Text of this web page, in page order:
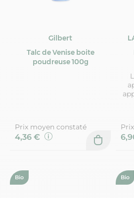
Gilbert
Talc de Venise boite
poudreuse 100g
Prix moyen constaté
4,36 €
Bio Bio